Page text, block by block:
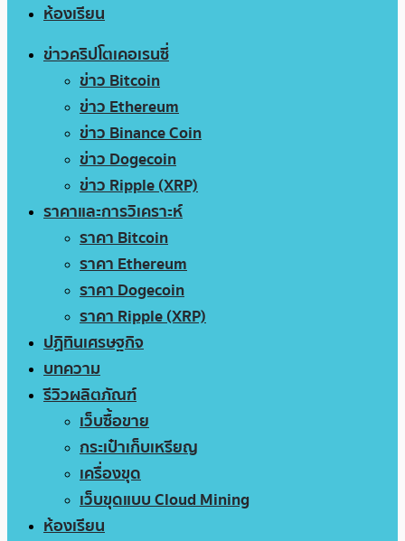
ห้องเรียน
ข่าวคริปโตเคอเรนซี่
ข่าว Bitcoin
ข่าว Ethereum
ข่าว Binance Coin
ข่าว Dogecoin
ข่าว Ripple (XRP)
ราคาและการวิเคราะห์
ราคา Bitcoin
ราคา Ethereum
ราคา Dogecoin
ราคา Ripple (XRP)
ปฏิทินเศรษฐกิจ
บทความ
รีวิวผลิตภัณฑ์
เว็บซื้อขาย
กระเป๋าเก็บเหรียญ
เครื่องขุด
เว็บขุดแบบ Cloud Mining
ห้องเรียน